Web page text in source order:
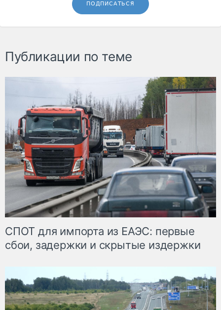
ПОДПИСАТЬСЯ
Публикации по теме
СПОТ для импорта из ЕАЭС: первые
сбои, задержки и скрытые издержки